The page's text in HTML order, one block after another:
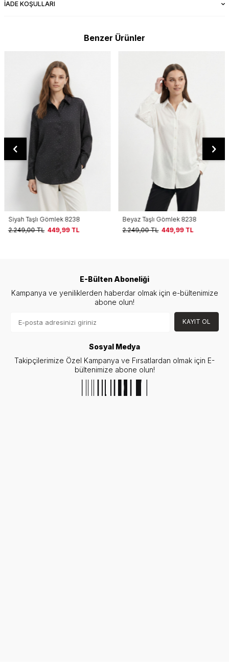
İADE KOŞULLARI
Benzer Ürünler
Siyah Taşlı Gömlek 8238
2.249,00TL 449,99TL
Beyaz Taşlı Gömlek 8238
2.249,00TL 449,99TL
E-Bülten Aboneliği
Kampanya ve yeniliklerden haberdar olmak için e-bültenimize
abone olun!
KAYIT OL
Sosyal Medya
Takipçilerimize Özel Kampanya ve Fırsatlardan olmak için E-
bültenimize abone olun!